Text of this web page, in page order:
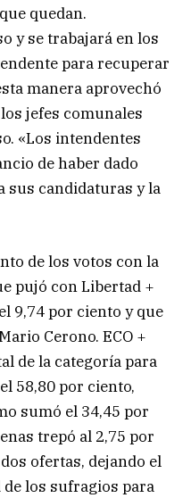
quedan.
y se trabajará en los
para recuperar
manera aprovechó
jefes comunales
«Los intendentes
de haber dado
sus candidaturas y la
de los votos con la
pujó con Libertad +
9,74 por ciento y que
Cerono. ECO +
de la categoría para
58,80 por ciento,
sumó el 34,45 por
trepó al 2,75 por
ofertas, dejando el
los sufragios para